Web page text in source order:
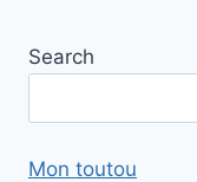
Search
Mon toutou